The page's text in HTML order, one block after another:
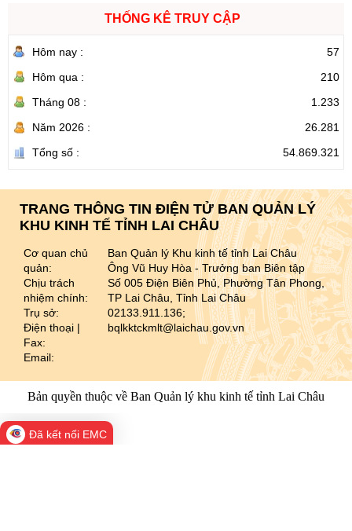
THỐNG KÊ TRUY CẬP
Hôm nay :
57
Hôm qua :
210
Tháng 08 :
1.233
Năm 2026 :
26.281
Tổng số :
54.869.321
TRANG THÔNG TIN ĐIỆN TỬ BAN QUẢN LÝ
KHU KINH TẾ TỈNH LAI CHÂU
Cơ quan chủ
quản:
Chịu trách
nhiệm chính:
Trụ sở:
Điện thoại |
Fax:
Email:
Ban Quản lý Khu kinh tế tỉnh Lai Châu
Ông Vũ Huy Hòa - Trưởng ban Biên tập
Số 005 Điện Biên Phủ, Phường Tân Phong,
TP Lai Châu, Tỉnh Lai Châu
02133.911.136;
bqlkktckmlt@laichau.gov.vn
Bản quyền thuộc về Ban Quản lý khu kinh tế tỉnh Lai Châu
Đã kết nối EMC